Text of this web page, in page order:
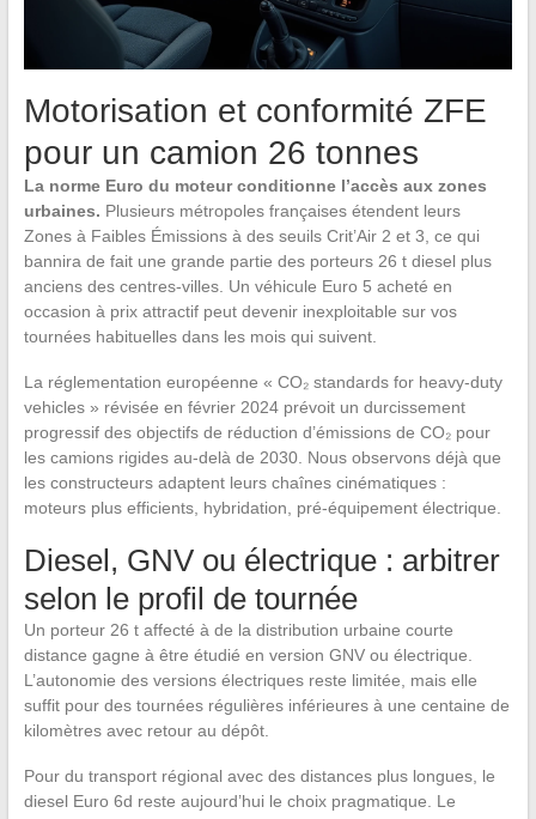
Motorisation et conformité ZFE
pour un camion 26 tonnes
La norme Euro du moteur conditionne l’accès aux zones
urbaines. Plusieurs métropoles françaises étendent leurs
Zones à Faibles Émissions à des seuils Crit’Air 2 et 3, ce qui
bannira de fait une grande partie des porteurs 26 t diesel plus
anciens des centres-villes. Un véhicule Euro 5 acheté en
occasion à prix attractif peut devenir inexploitable sur vos
tournées habituelles dans les mois qui suivent.
La réglementation européenne « CO₂ standards for heavy-duty
vehicles » révisée en février 2024 prévoit un durcissement
progressif des objectifs de réduction d’émissions de CO₂ pour
les camions rigides au-delà de 2030. Nous observons déjà que
les constructeurs adaptent leurs chaînes cinématiques :
moteurs plus efficients, hybridation, pré-équipement électrique.
Diesel, GNV ou électrique : arbitrer
selon le profil de tournée
Un porteur 26 t affecté à de la distribution urbaine courte
distance gagne à être étudié en version GNV ou électrique.
L’autonomie des versions électriques reste limitée, mais elle
suffit pour des tournées régulières inférieures à une centaine de
kilomètres avec retour au dépôt.
Pour du transport régional avec des distances plus longues, le
diesel Euro 6d reste aujourd’hui le choix pragmatique. Le